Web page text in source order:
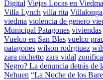
Digital Viejas Locas en Viedma
Villa Lynch villa rita Villalonga
viedma violencia de genero
Municipal Patagones viviendas
Vuelco en San Blas vuelco
patagones wilson rodrgiuez
zara pichetto zara vidal
Negro? La denuncia detrás de
Nehuen “La Noche de los